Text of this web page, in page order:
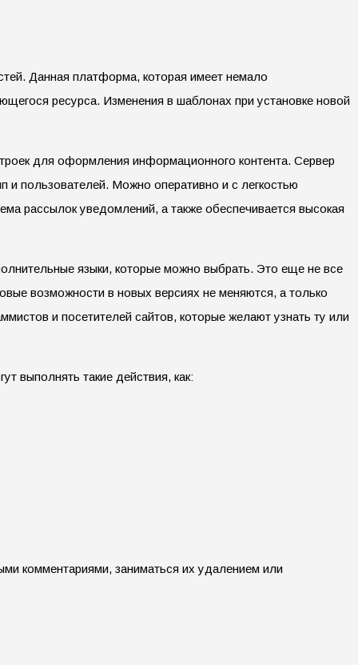
Данная платформа, которая имеет немало
ресурса. Изменения в шаблонах при установке новой
для оформления информационного контента. Сервер
и пользователей. Можно оперативно и с легкостью
рассылок уведомлений, а также обеспечивается высокая
языки, которые можно выбрать. Это еще не все
возможности в новых версиях не меняются, а только
и посетителей сайтов, которые желают узнать ту или
выполнять такие действия, как:
комментариями, заниматься их удалением или